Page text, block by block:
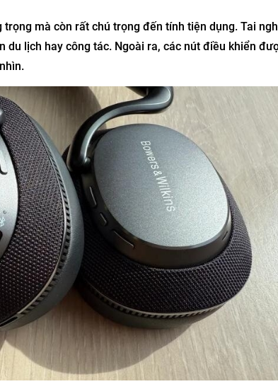
mà còn rất chú trọng đến tính tiện dụng. Tai
lịch hay công tác. Ngoài ra, các nút điều khiển